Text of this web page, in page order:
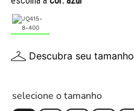
Descubra seu tamanho
selecione o tamanho